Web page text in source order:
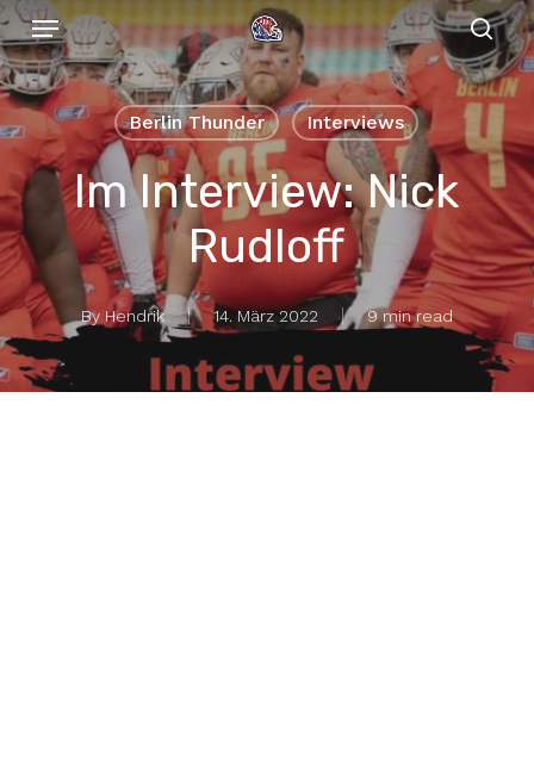
Skip
to
main
content
Menu
Berlin Thunder Interviews
Im Interview: Nick
Rudloff
By Hendrik 14. März 2022 9 min read